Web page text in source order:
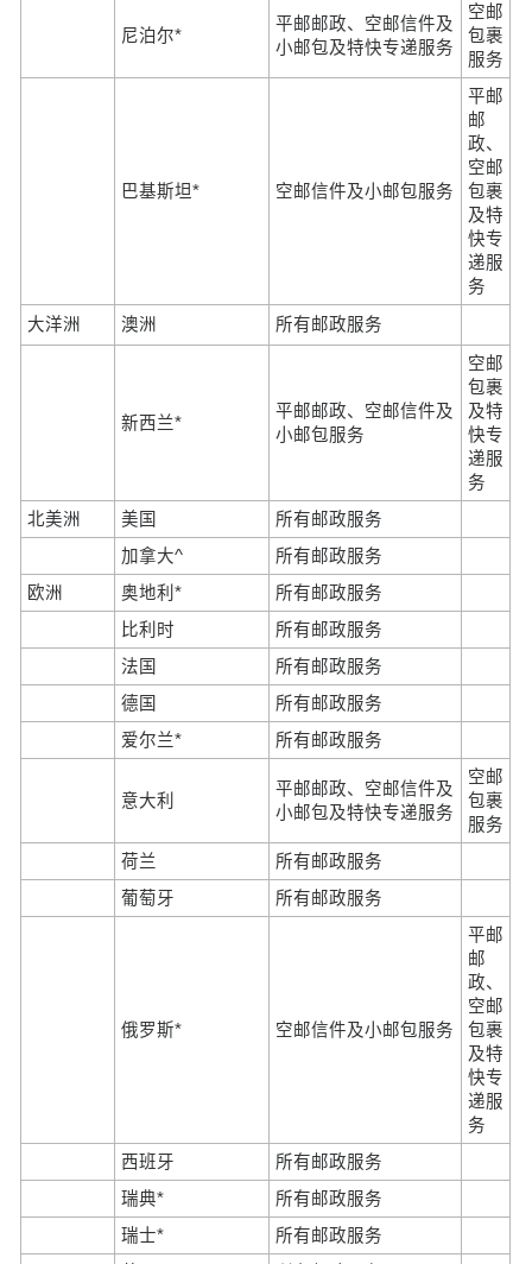
尼泊尔*
平邮邮政、空邮信件及
小邮包及特快专递服务
空邮
包裹
服务
巴基斯坦* 空邮信件及小邮包服务
平邮
邮
政、
空邮
包裹
及特
快专
递服
务
大洋洲
澳洲 所有邮政服务
新西兰*
平邮邮政、空邮信件及
小邮包服务
空邮
包裹
及特
快专
递服
务
北美洲
美国
所有邮政服务
加拿大^
所有邮政服务
欧洲
奥地利*
所有邮政服务
比利时
所有邮政服务
法国
所有邮政服务
德国
所有邮政服务
爱尔兰*
所有邮政服务
意大利
平邮邮政、空邮信件及
小邮包及特快专递服务
空邮
包裹
服务
荷兰
所有邮政服务
葡萄牙
所有邮政服务
俄罗斯* 空邮信件及小邮包服务
平邮
邮
政、
空邮
包裹
及特
快专
递服
务
西班牙
所有邮政服务
瑞典*
所有邮政服务
瑞士*
所有邮政服务